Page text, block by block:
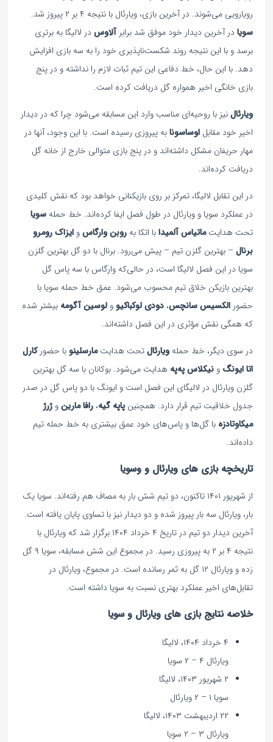
رویارویی می‌شوند. در آخرین بازی، ویارئال با نتیجه ۴ بر ۲ پیروز شد.
سویا در آخرین دیدار خود موفق شد برابرآلاوس در لالیگا به برتری
برسد و با این نتیجه روند شکست‌ناپذیری خود را به سه بازی افزایش
دهد. با این حال، خط دفاعی این تیم ثبات لازم را نداشته و در پنج
بازی خانگی اخیر همواره گل دریافت کرده است.
ویارئالنیز با روحیه‌ای مناسب وارد این مسابقه می‌شود چرا که در دیدار
اخیر خود مقابلاوساسونابه پیروزی رسیده است. با این وجود، آنها در
مهار حریفان مشکل داشته‌اند و در پنج بازی متوالی خارج از خانه گل
دریافت کرده‌اند.
در این تقابل لالیگا، تمرکز بر روی بازیکنانی خواهد بود که نقش کلیدی
در عملکرد سویا و ویارئال در طول فصل ایفا کرده‌اند. خط حملهسویا
تحت هدایتماتیاس آلمیدابا اتکا بهروبن وارگاسوایزاک رومرو
برنال – بهترین گلزن تیم – پیش می‌رود. برنال با دو گل بهترین گلزن
سویا در این فصل لالیگا است، در حالی‌که وارگاس با سه پاس گل
بهترین بازیکن خلاق تیم محسوب می‌شود. عمق خط حمله سویا با
حضورالکسیس سانچس،دودی لوکباکیو ولوسین آگومه بیشتر شده
که همگی نقش مؤثری در این فصل داشته‌اند.
در سوی دیگر، خط حملهویارئالتحت هدایتمارسلینو با حضورکارل
اتا ایونگ ونیکلاس په‌په هدایت می‌شود. بوکانان با سه گل بهترین
گلزن ویارئال در لالیگای این فصل است و ایونگ با دو پاس گل در صدر
جدول خلاقیت تیم قرار دارد. همچنینپاپه گیه،رافا مارینوژرژ
میکاوتادزه با گل‌ها و پاس‌های خود عمق بیشتری به خط حمله تیم
داده‌اند.
تاریخچه بازی های ویارئال و وسویا
از شهریور ۱۴۰۱ تاکنون، دو تیم شش بار به مصاف هم رفته‌اند. سویا یک
بار، ویارئال سه بار پیروز شده و دو دیدار نیز با تساوی پایان یافته است.
آخرین دیدار دو تیم در تاریخ ۴ خرداد ۱۴۰۴ برگزار شد که ویارئال با
نتیجه ۴ بر ۲ به پیروزی رسید. در مجموع این شش مسابقه، سویا ۹ گل
زده و ویارئال ۱۲ گل به ثمر رسانده است. در مجموع، ویارئال در
تقابل‌های اخیر عملکرد بهتری نسبت به سویا داشته است.
خلاصه نتایج بازی های ویارئال و سویا
۴ خرداد ۱۴۰۴، لالیگا
ویارئال ۴ – ۲ سویا
۲ شهریور ۱۴۰۳، لالیگا
سویا ۱ – ۲ ویارئال
۲۲ اردیبهشت ۱۴۰۳، لالیگا
ویارئال ۳ – ۲ سویا